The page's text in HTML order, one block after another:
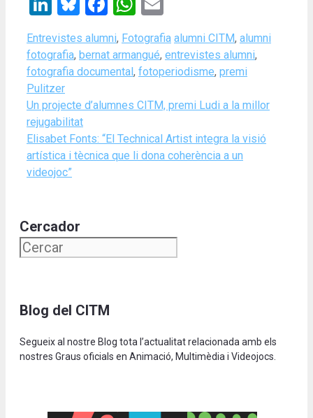
Categories
Entrevistes alumni, Fotografia Tags
alumni CITM, alumni
fotografia, bernat armangué, entrevistes alumni,
fotografia documental , fotoperiodisme, premi
Pulitzer
Un projecte d’alumnes CITM, premi Ludi a la millor
rejugabilitat
Elisabet Fonts: “El Technical Artist integra la visió
artística i tècnica que li dona coherència a un
videojoc”
Cercador
Blog del CITM
Segueix al nostre Blog tota l’actualitat relacionada amb els
nostres Graus oficials en Animació, Multimèdia i Videojocs.